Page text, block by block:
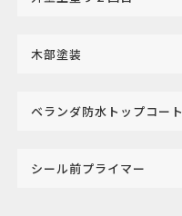
木部塗装
ベランダ防水トップコート
シール前プライマー